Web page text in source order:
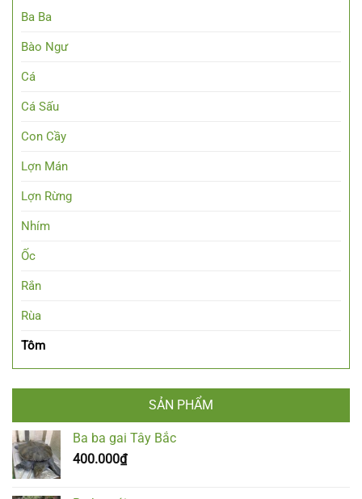
Ba Ba
Bào Ngư
Cá
Cá Sấu
Con Cầy
Lợn Mán
Lợn Rừng
Nhím
Ốc
Rắn
Rùa
Tôm
SẢN PHẨM
Ba ba gai Tây Bắc
400.000₫